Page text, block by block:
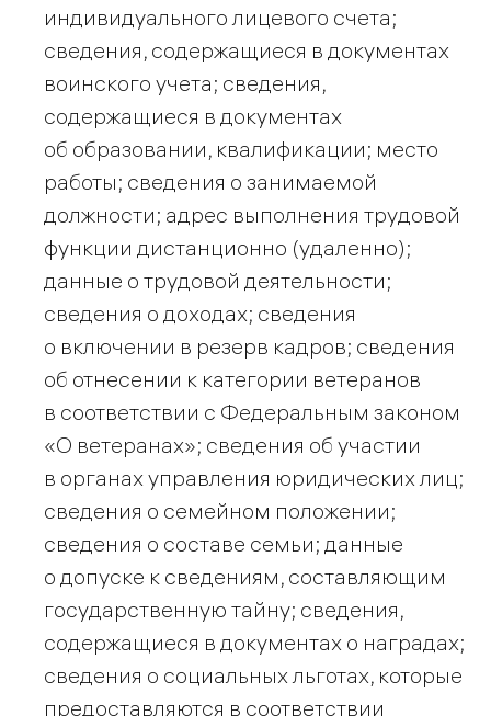
индивидуального лицевого счета;
сведения, содержащиеся в документах
воинского учета; сведения,
содержащиеся в документах
об образовании, квалификации; место
работы; сведения о занимаемой
должности; адрес выполнения трудовой
функции дистанционно (удаленно);
данные о трудовой деятельности;
сведения о доходах; сведения
о включении в резерв кадров; сведения
об отнесении к категории ветеранов
в соответствии с Федеральным законом
«О ветеранах»; сведения об участии
в органах управления юридических лиц;
сведения о семейном положении;
сведения о составе семьи; данные
о допуске к сведениям, составляющим
государственную тайну; сведения,
содержащиеся в документах о наградах;
сведения о социальных льготах, которые
предоставляются в соответствии